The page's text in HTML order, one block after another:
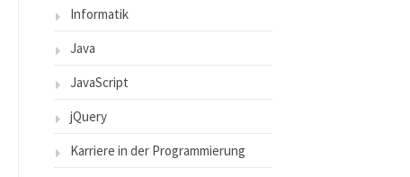
Informatik
Java
JavaScript
jQuery
Karriere in der Programmierung